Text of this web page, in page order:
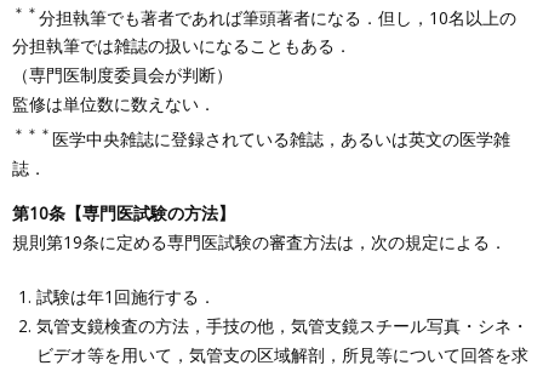
＊＊ 分担執筆でも著者であれば筆頭著者になる．但し，10名以上の
分担執筆では雑誌の扱いになることもある．
（専門医制度委員会が判断）
監修は単位数に数えない．
＊＊＊ 医学中央雑誌に登録されている雑誌，あるいは英文の医学雑
誌．
第10条【専門医試験の方法】
規則第19条に定める専門医試験の審査方法は，次の規定による．
試験は年1回施行する．
気管支鏡検査の方法，手技の他，気管支鏡スチール写真・シネ・
ビデオ等を用いて，気管支の区域解剖，所見等について回答を求